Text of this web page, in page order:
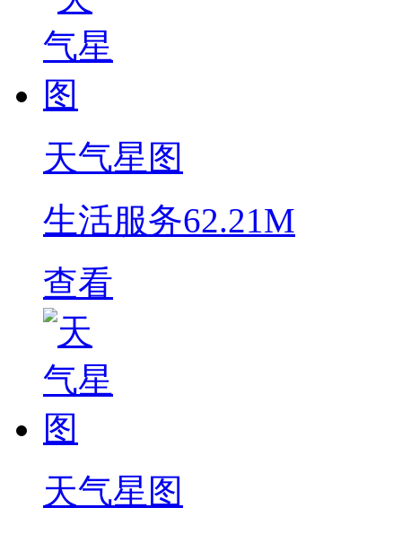
天气星图
生活服务62.21M
查看
天气星图